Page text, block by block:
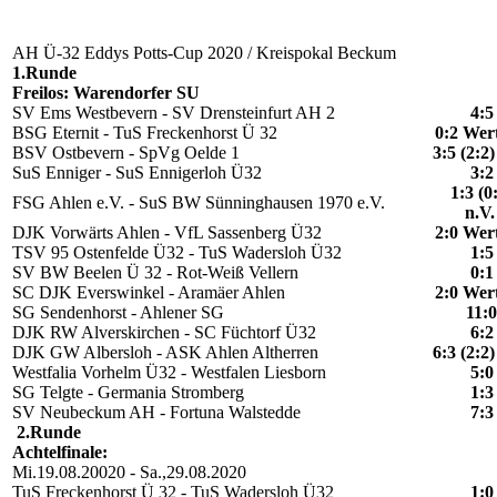
AH Ü-32 Eddys Potts-Cup 2020 / Kreispokal Beckum
1.Runde
Freilos: Warendorfer SU
SV Ems Westbevern - SV Drensteinfurt AH 2
4:5
BSG Eternit - TuS Freckenhorst Ü 32
0:2
BSV Ostbevern - SpVg Oelde 1
3:5
SuS Enniger - SuS Ennigerloh Ü32
3:2
FSG Ahlen e.V. - SuS BW Sünninghausen 1970 e.V.
1:3
n.V.
DJK Vorwärts Ahlen - VfL Sassenberg Ü32
2:0
TSV 95 Ostenfelde Ü32 - TuS Wadersloh Ü32
1:5
SV BW Beelen Ü 32 - Rot-Weiß Vellern
0:1
SC DJK Everswinkel - Aramäer Ahlen
2:0
SG Sendenhorst - Ahlener SG
11:0
DJK RW Alverskirchen - SC Füchtorf Ü32
6:2
DJK GW Albersloh - ASK Ahlen Altherren
6:3
Westfalia Vorhelm Ü32 - Westfalen Liesborn
5:0
SG Telgte - Germania Stromberg
1:3
SV Neubeckum AH - Fortuna Walstedde
7:3
2.Runde
Achtelfinale:
Mi.19.08.20020 - Sa.,29.08.2020
TuS Freckenhorst Ü 32 - TuS Wadersloh Ü32
1:0